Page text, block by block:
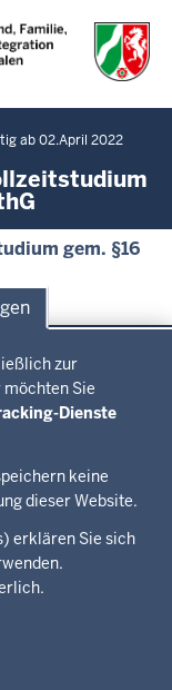
zur
Sie
Dienste
keine
dieser Website.
erklären Sie sich
ab 02.April 2022
gem. §16
Drucken